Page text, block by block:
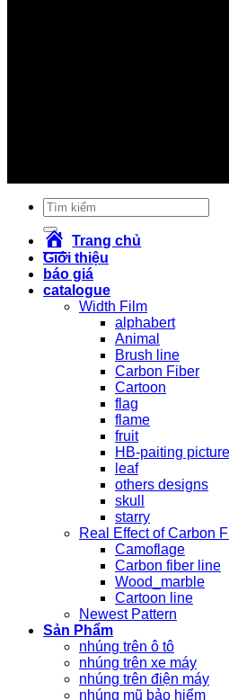
Tìm
kiếm:
Trang chủ
Giới thiệu
báo giá
catalogue
Width Film
alphabert
Animal
Brush line
Carbon Fiber
Cartoon
flag
flame
fruit
HB-paiting picture
leaf
others designs
skull
starry
Real Effect of Carbon
Camoflage
Carbon fiber line
Wood_marble
Cartoon line
Newest Pattern
Sản Phẩm
nhúng trên ô tô
nhúng trên xe máy
nhúng trên điện máy
nhúng mũ bảo hiểm